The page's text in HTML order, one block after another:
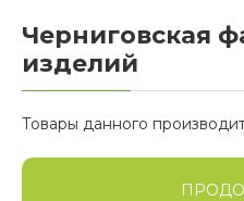
Черниговская
изделий
Товары данного